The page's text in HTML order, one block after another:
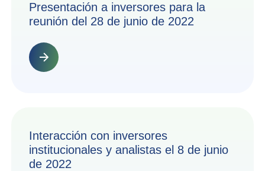
Presentación a inversores para la
reunión del 28 de junio de 2022
Interacción con inversores
institucionales y analistas el 8 de junio
de 2022